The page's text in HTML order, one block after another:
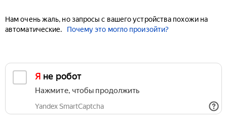
Нам очень жаль, но запросы с вашего устройства похожи на
автоматические.
Почему это могло произойти?
Я не робот
Нажмите, чтобы продолжить
Yandex SmartCaptcha